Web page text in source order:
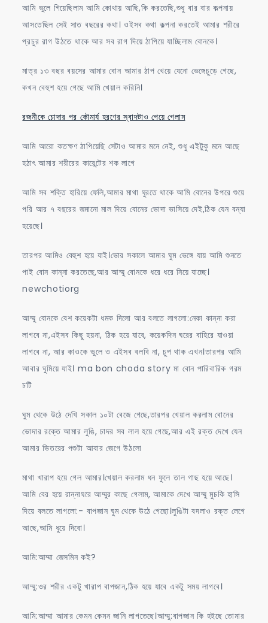
আমি ভুলে গিয়েছিলাম আমি কোথায় আছি,কি করতেছি,শুধু বার বার কল্পনায়
আসতেছিল সেই সাত বছরের কথা। ওইসব কথা কল্পনা করতেই আমার শরীরে
প্রচুর রাগ উঠতে থাকে আর সব রাগ দিয়ে ঠাপিয়ে যাচ্ছিলাম বোনকে।
মাত্র ১৩ বছর বয়সের আমার বোন আমার ঠাপ খেয়ে যেনো ভেঙ্গেচুড়ে গেছে,
কখন বেহুশ হয়ে গেছে আমি খেয়াল করিনি।
রজনীকে চোদার পর কৌমার্য হরণের স্বাদটাও পেয়ে গেলাম
আমি আরো কতক্ষণ ঠাপিয়েছি সেটাও আমার মনে নেই, শুধু এইটুকু মনে আছে
হঠাৎ আমার শরীরের কারেন্টের শক লাগে
আমি সব শক্তি হারিয়ে ফেলি,আমার মাথা ঘুরতে থাকে আমি বোনের উপরে শুয়ে
পরি আর ৭ বছরের জমানো মাল দিয়ে বোনের ভোদা ভাসিয়ে দেই,ঠিক যেন বন্যা
হয়েছে।
তারপর আমিও বেহুশ হয়ে যাই।ভোর সকালে আমার ঘুম ভেঙ্গে যায় আমি শুনতে
পাই বোন কান্না করতেছে,আর আম্মু বোনকে ধরে ধরে নিয়ে যাচ্ছে।
newchotiorg
আম্মু বোনকে বেশ কয়েকটা ধমক দিলো আর বলতে লাগলো:নেকা কান্না করা
লাগবে না,এইসব কিছু হয়না, ঠিক হয়ে যাবে, কয়েকদিন ঘরের বাহিরে যাওয়া
লাগবে না, আর কাওকে ভুলে ও এইসব বলবি না, চুপ থাক এখন।তারপর আমি
আবার ঘুমিয়ে যাই। ma bon choda story মা বোন পারিবারিক গরম
চটি
ঘুম থেকে উঠে দেখি সকাল ১০টা বেজে গেছে,তারপর খেয়াল করলাম বোনের
ভোদার রক্তে আমার লুঙি, চাদর সব লাল হয়ে গেছে,আর এই রক্ত দেখে যেন
আমার ভিতরের পশুটা আবার জেগে উঠলো
মাথা খারাপ হয়ে গেল আমার।খেয়াল করলাম ধন ফুলে তাল গাছ হয়ে আছে।
আমি বের হয়ে রান্নাঘরে আম্মুর কাছে গেলাম, আমাকে দেখে আম্মু মুচকি হাসি
দিয়ে বলতে লাগলো:- বাপজান ঘুম থেকে উঠে গেছো।লুঙিটা বদলাও রক্ত লেগে
আছে,আমি ধুয়ে দিবো।
আমি:আম্মা জেসমিন কই?
আম্মু:ওর শরীর একটু খারাপ বাপজান,ঠিক হয়ে যাবে একটু সময় লাগবে।
আমি:আম্মা আমার কেমন কেমন জানি লাগতেছে।আম্মু:বাপজান কি হইছে তোমার